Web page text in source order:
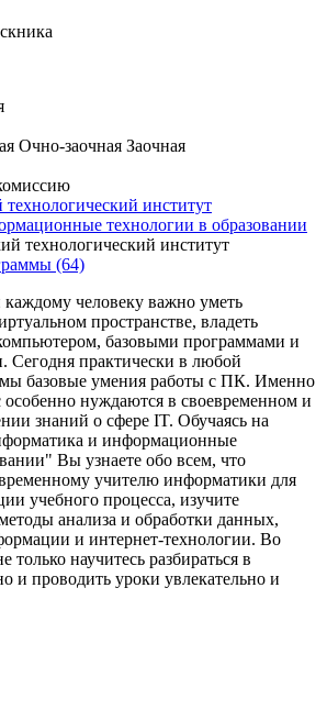
Очно-заочная Заочная
институт
технологии в образовании
(64)
человеку важно уметь
пространстве, владеть
базовыми программами и
Сегодня практически в любой
базовые умения работы с ПК. Именно
особенно нуждаются в своевременном и
знаний о сфере IT. Обучаясь на
и информационные
Вы узнаете обо всем, что
учителю информатики для
учебного процесса, изучите
анализа и обработки данных,
и интернет-технологии. Во
научитесь разбираться в
и проводить уроки увлекательно и